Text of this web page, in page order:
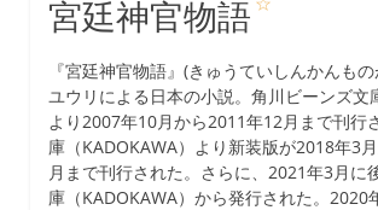
宮廷神官物語
『宮廷神官物語』(きゅうていしんかんも
ユウリによる日本の小説。角川ビーンズ文
より2007年10月から2011年12月まで刊行
庫（KADOKAWA）より新装版が2018年3
月まで刊行された。さらに、2021年3月に
庫（KADOKAWA）から発行された。2020